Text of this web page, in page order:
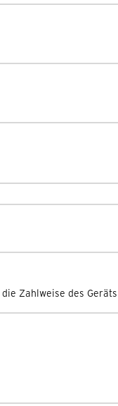
Zahlweise des Geräts